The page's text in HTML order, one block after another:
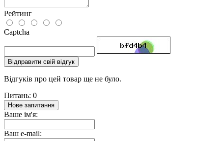
Рейтинг
Captcha
Відправити свій відгук
Відгуків про цей товар ще не було.
Питань: 0
Нове запитання
Ваше ім'я:
Ваш e-mail: